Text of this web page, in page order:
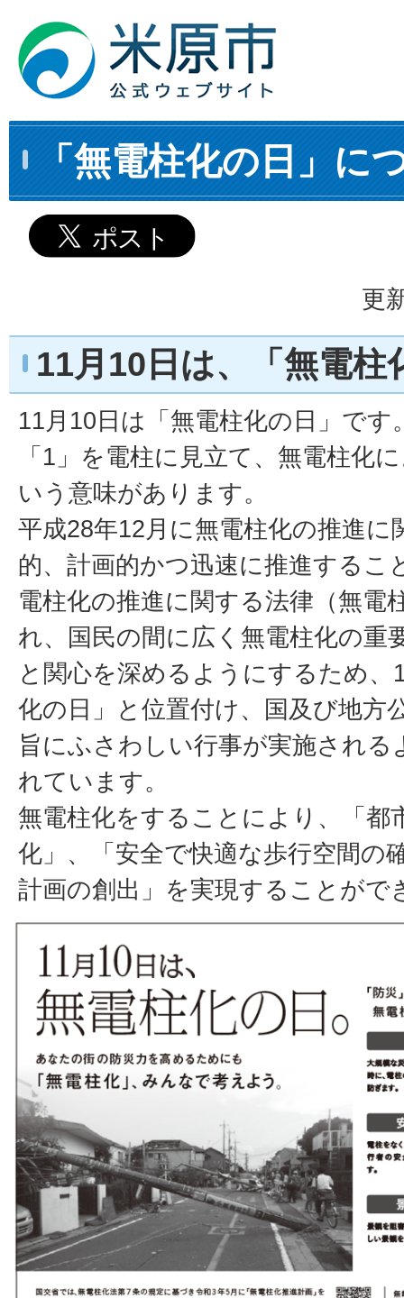
「無電柱化の日」に
更
11月10日は、「無電柱
11月10日は「無電柱化の日」です
「1」を電柱に見立て、無電柱化
いう意味があります。
平成28年12月に無電柱化の推進に
的、計画的かつ迅速に推進するこ
電柱化の推進に関する法律（無電
れ、国民の間に広く無電柱化の重
と関心を深めるようにするため、
化の日」と位置付け、国及び地方
旨にふさわしい行事が実施され
れています。
無電柱化をすることにより、「都
化」、「安全で快適な歩行空間の
計画の創出」を実現することがで